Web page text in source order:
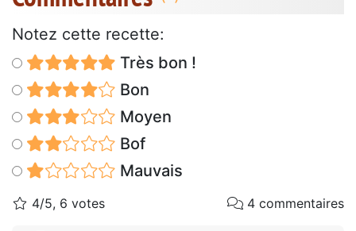
Notez cette recette:
Très bon !
Bon
Moyen
Bof
Mauvais
4/5, 6 votes 4 commentaires